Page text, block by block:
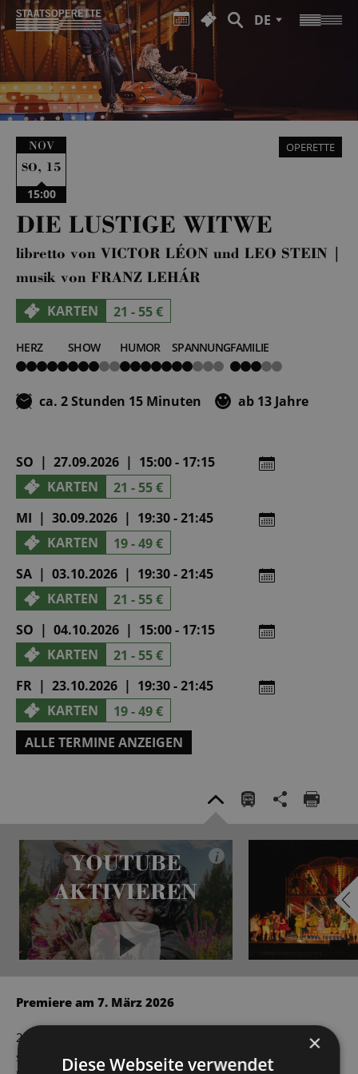
DE
NOV
SO, 15
15:00
OPERETTE
DIE LUSTIGE WITWE
libretto von VICTOR LÉON und LEO STEIN |
musik von FRANZ LEHÁR
KARTEN 21 - 55 €
HERZ
5
von
SHOW
3
von
HUMOR
5
von
SPANNUNG
2
von
FAMILIE
3
von
ca. 2 Stunden 15 Minuten ab 13 Jahre
SO | 27.09.2026 | 15:00 - 17:15
KARTEN
21 - 55 €
MI | 30.09.2026 | 19:30 - 21:45
KARTEN
19 - 49 €
SA | 03.10.2026 | 19:30 - 21:45
KARTEN
21 - 55 €
SO | 04.10.2026 | 15:00 - 17:15
KARTEN
21 - 55 €
FR | 23.10.2026 | 19:30 - 21:45
KARTEN
19 - 49 €
ALLE TERMINE ANZEIGEN
YOUTUBE
AKTIVIEREN
i
Premiere am 7. März 2026
20 Millionen schwer ist diese Witwe – kein Wunder, dass
sich die Pontevedrinerin Hanna Glawari vor Verehrern
×
Diese Webseite verwendet